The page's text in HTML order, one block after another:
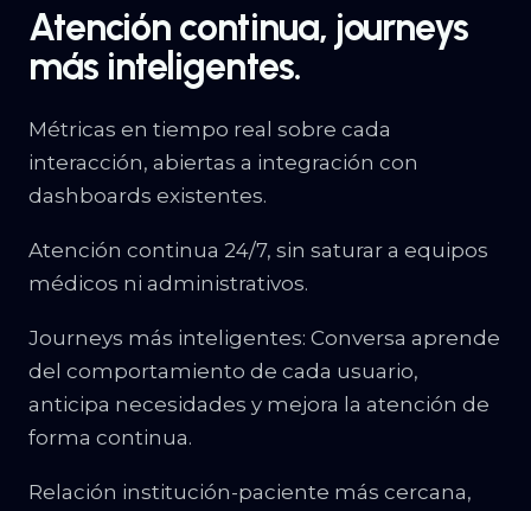
Atención continua, journeys
más inteligentes.
Métricas en tiempo real sobre cada
interacción, abiertas a integración con
dashboards existentes.
Atención continua 24/7, sin saturar a equipos
médicos ni administrativos.
Journeys más inteligentes: Conversa aprende
del comportamiento de cada usuario,
anticipa necesidades y mejora la atención de
forma continua.
Relación institución-paciente más cercana,